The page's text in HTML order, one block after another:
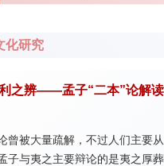
化研究
之辨——孟子“二本”论解
曾被大量疏解，不过人们主要
子与夷之主要辩论的是夷之厚